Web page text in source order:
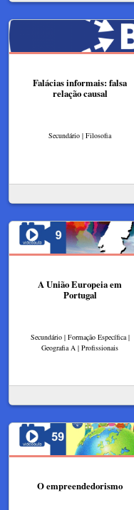
Falácias informais: falsa
relação causal
Secundário | Filosofia
A União Europeia em
Portugal
Secundário | Formação Específica |
Geografia A | Profissionais
O empreendedorismo